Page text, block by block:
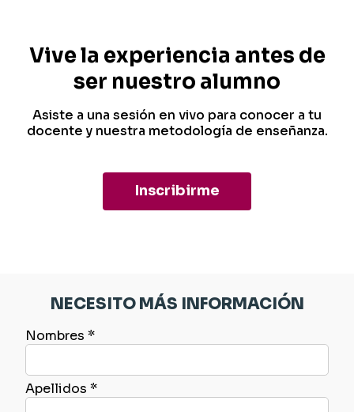
Vive la experiencia antes de
ser nuestro alumno
Asiste a una sesión en vivo para conocer a tu
docente y nuestra metodología de enseñanza.
Inscribirme
NECESITO MÁS INFORMACIÓN
Nombres *
Apellidos *